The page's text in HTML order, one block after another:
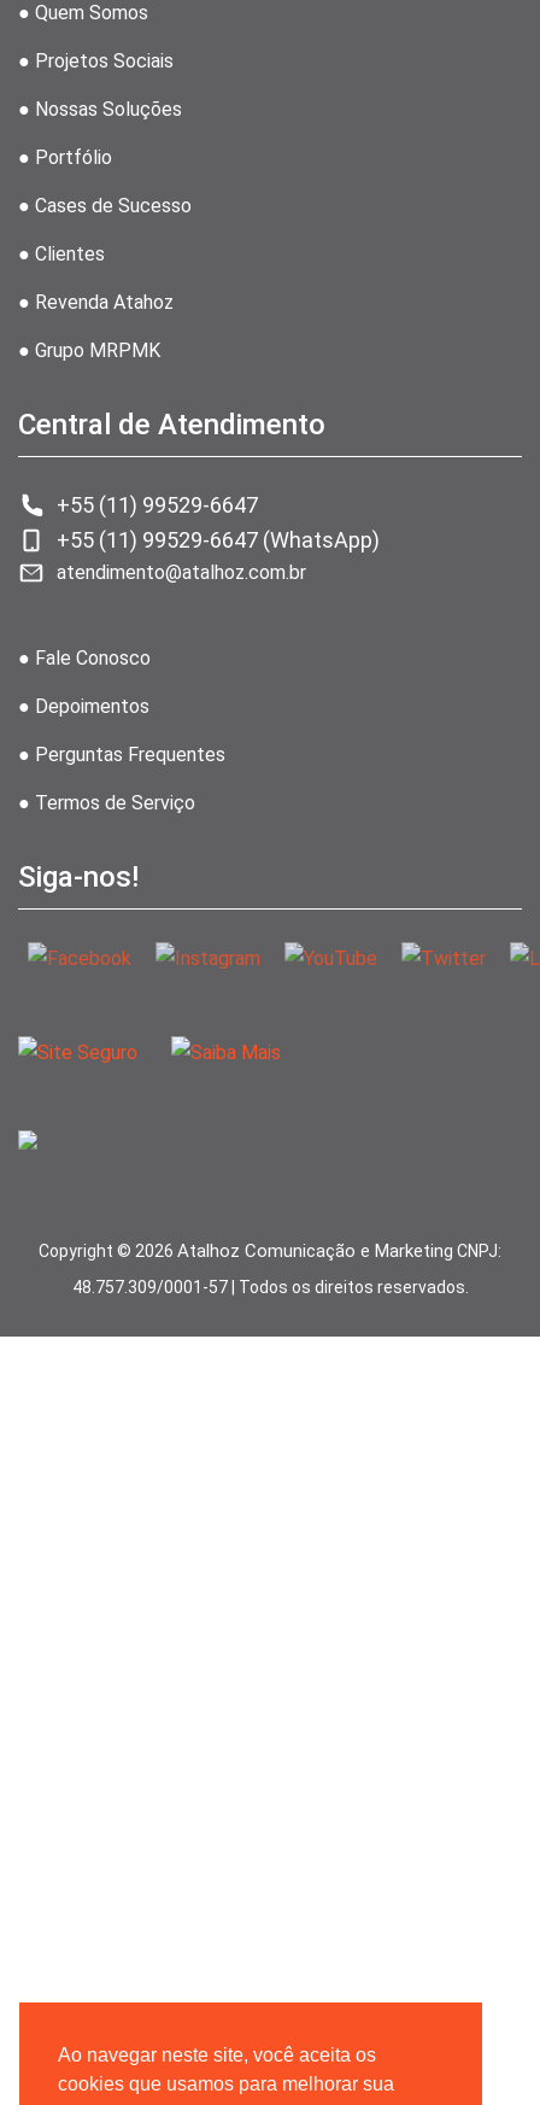
Ao navegar neste site, você aceita os
cookies que usamos para melhorar sua
● Quem Somos
● Projetos Sociais
● Nossas Soluções
● Portfólio
● Cases de Sucesso
● Clientes
● Revenda Atahoz
● Grupo MRPMK
Central de Atendimento
+55 (11) 99529-6647
+55 (11) 99529-6647 (WhatsApp)
atendimento@atalhoz.com.br
● Fale Conosco
● Depoimentos
● Perguntas Frequentes
● Termos de Serviço
Siga-nos!
Copyright © 2026 Atalhoz Comunicação e Marketing CNPJ:
48.757.309/0001-57 | Todos os direitos reservados.